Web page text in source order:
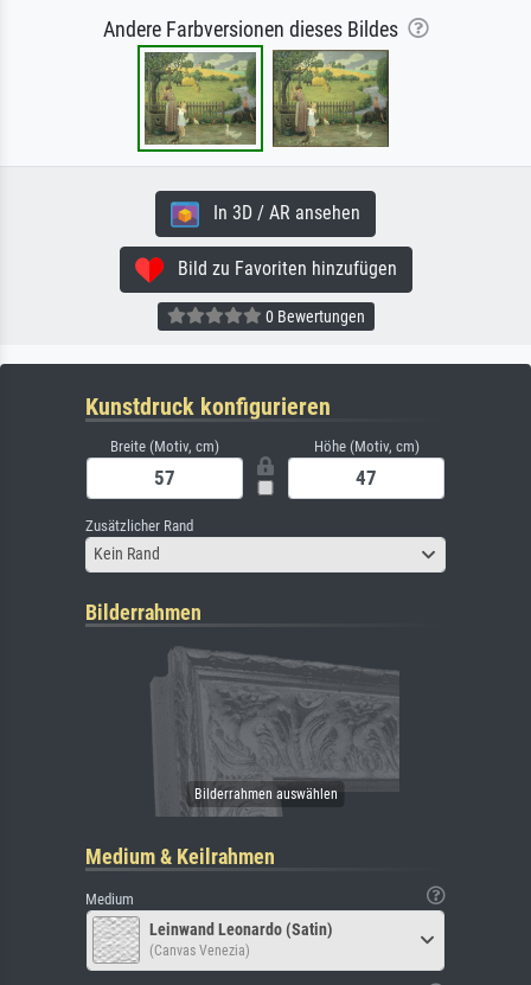
Andere Farbversionen dieses Bildes
In 3D / AR ansehen
Bild zu Favoriten hinzufügen
0 Bewertungen
Kunstdruck konfigurieren
Breite (Motiv, cm) Höhe (Motiv, cm)
Zusätzlicher Rand
Kein Rand
Bilderrahmen
Medium & Keilrahmen
Medium
Leinwand Leonardo (Satin)
(Canvas Venezia)